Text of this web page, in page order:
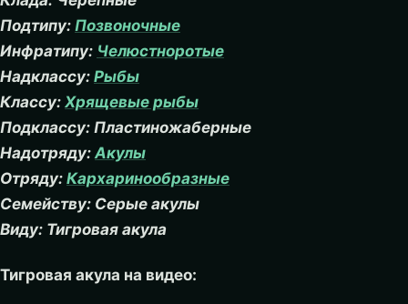
Подтипу: Позвоночные
Инфратипу: Челюстноротые
Надклассу: Рыбы
Классу: Хрящевые рыбы
Подклассу: Пластиножаберные
Надотряду:Акулы
Отряду: Кархаринообразные
Семейству: Серые акулы
Виду: Тигровая акула
Тигровая акула на видео: